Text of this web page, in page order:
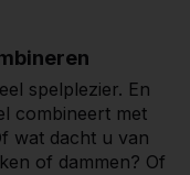
spelplezier. En
combineert met
wat dacht u van
of dammen? Of